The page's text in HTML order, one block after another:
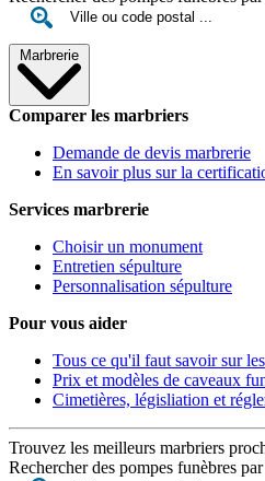
Marbrerie
Comparer les marbriers
Demande de devis marbrerie
En savoir plus sur la
Services marbrerie
Choisir un monument
Entretien sépulture
Personnalisation sépulture
Pour vous aider
Tous ce qu'il faut savoir sur
Prix et modèles de caveaux
Cimetières, législiation et
Trouvez les meilleurs marbriers
Rechercher des pompes funèbres